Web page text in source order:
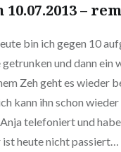
–
bin ich gegen 10
und dann ein
Zeh geht es wieder
kann ihn schon
telefoniert und
heute nicht